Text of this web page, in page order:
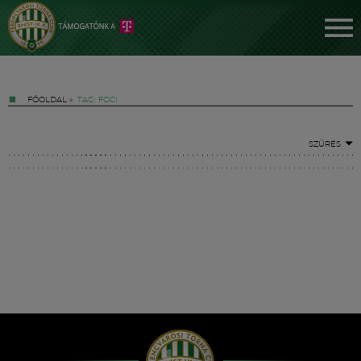
FŐOLDAL » TAG: FOCI
SZŰRÉS
Hírek